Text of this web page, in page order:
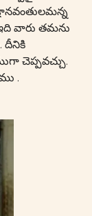
వారు తమను
దీనికి
చెప్పవచ్చు.
.